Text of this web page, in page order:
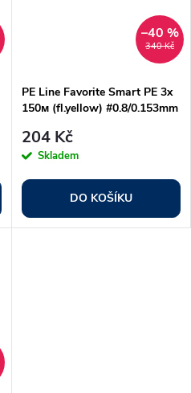
340 Kč
–40 %
PE Line Favorite Smart PE 3x
150м (fl.yellow) #0.8/0.153mm
204 Kč
Skladem
DO KOŠÍKU